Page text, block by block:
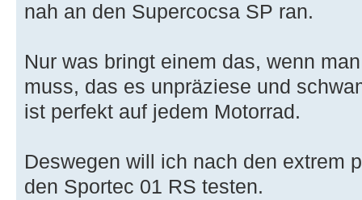
nah an den Supercocsa SP ran.
Nur was bringt einem das, wenn
muss, das es unpräziese und
ist perfekt auf jedem Motorrad.
Deswegen will ich nach den extrem
den Sportec 01 RS testen.